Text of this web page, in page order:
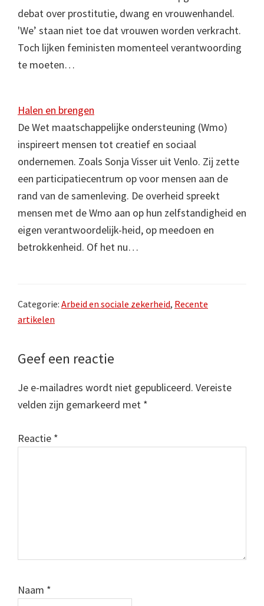
debat over prostitutie, dwang en vrouwenhandel.
'We’ staan niet toe dat vrouwen worden verkracht.
Toch lijken feministen momenteel verantwoording
te moeten…
Halen en brengen
De Wet maatschappelijke ondersteuning (Wmo)
inspireert mensen tot creatief en sociaal
ondernemen. Zoals Sonja Visser uit Venlo. Zij zette
een participatiecentrum op voor mensen aan de
rand van de samenleving. De overheid spreekt
mensen met de Wmo aan op hun zelfstandigheid en
eigen verantwoordelijk-heid, op meedoen en
betrokkenheid. Of het nu…
Categorie: Arbeid en sociale zekerheid, Recente
artikelen
Lees
Interacties
Geef een reactie
Je e-mailadres wordt niet gepubliceerd. Vereiste
velden zijn gemarkeerd met *
Reactie *
Naam *